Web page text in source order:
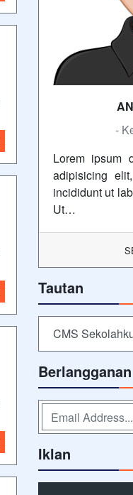
-
Lorem ipsum
adipisicing
incididunt ut
Ut…
Tautan
CMS
Berlangganan
Iklan